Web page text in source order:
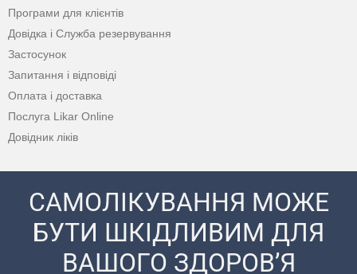
Програми для клієнтів
Довідка і Служба резервування
Застосунок
Запитання і відповіді
Оплата і доставка
Послуга Likar Online
Довідник ліків
САМОЛІКУВАННЯ МОЖЕ
БУТИ ШКІДЛИВИМ ДЛЯ
ВАШОГО ЗДОРОВ’Я